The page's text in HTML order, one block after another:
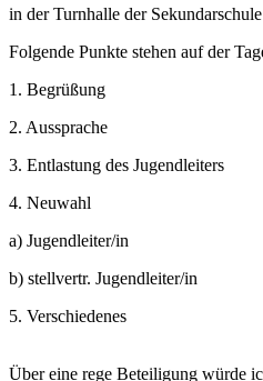
in der Turnhalle der
Folgende Punkte stehen auf der
1. Begrüßung
2. Aussprache
3. Entlastung des Jugendleiters
4. Neuwahl
a) Jugendleiter/in
b) stellvertr. Jugendleiter/in
5. Verschiedenes
Über eine rege Beteiligung würde